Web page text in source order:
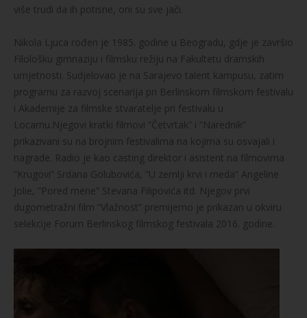
više trudi da ih potisne, oni su sve jači.
Nikola Ljuca rođen je 1985. godine u Beogradu, gdje je završio
Filološku gimnaziju i filmsku režiju na Fakultetu dramskih
umjetnosti. Sudjelovao je na Sarajevo talent kampusu, zatim
programu za razvoj scenarija pri Berlinskom filmskom festivalu
i Akademije za filmske stvaratelje pri festivalu u
Locarnu.Njegovi kratki filmovi ”Četvrtak” i ”Narednik”
prikazivani su na brojnim festivalima na kojima su osvajali i
nagrade. Radio je kao casting direktor i asistent na filmovima
”Krugovi” Srdana Golubovića, ”U zemlji krvi i meda” Angeline
Jolie, ”Pored mene” Stevana Filipovića itd. Njegov prvi
dugometražni film ”Vlažnost” premijerno je prikazan u okviru
selekcije Forum Berlinskog filmskog festivala 2016. godine.